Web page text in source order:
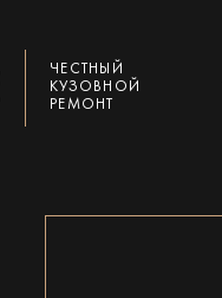
ЧЕСТНЫЙ
КУЗОВНОЙ
РЕМОНТ